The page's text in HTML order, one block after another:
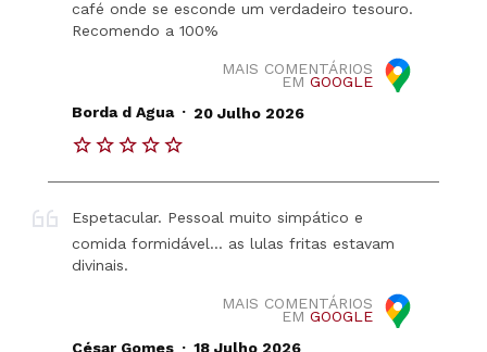
café onde se esconde um verdadeiro tesouro.
Recomendo a 100%
MAIS COMENTÁRIOS
EM GOOGLE
Borda d Agua . 20 Julho 2026
Espetacular. Pessoal muito simpático e
comida formidável... as lulas fritas estavam
divinais.
MAIS COMENTÁRIOS
EM GOOGLE
César Gomes . 18 Julho 2026